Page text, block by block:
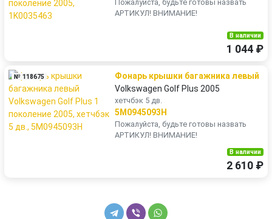
Пожалуйста, будьте готовы назвать
АРТИКУЛ! ВНИМАНИЕ!
В наличии
1 044 ₽
№ 118675
Фонарь крышки багажника левый
Volkswagen Golf Plus 2005
хетчбэк 5 дв.
5M0945093H
Пожалуйста, будьте готовы назвать
АРТИКУЛ! ВНИМАНИЕ!
В наличии
2 610 ₽